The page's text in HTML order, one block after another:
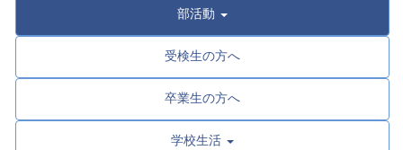
部活動
受検生の方へ
卒業生の方へ
学校生活